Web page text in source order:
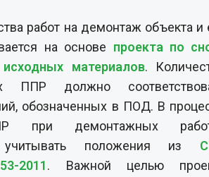
работ на демонтаж объекта и
на основе проекта по
исходных материалов.
ППР должно
обозначенных в ПОД. В
при демонтажных
учитывать положения из
2011. Важной целью